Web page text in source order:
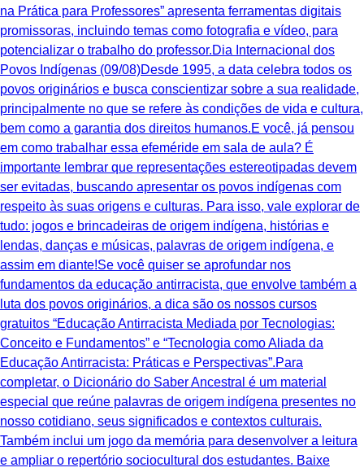
na Prática para Professores” apresenta ferramentas digitais
promissoras, incluindo temas como fotografia e vídeo, para
potencializar o trabalho do professor.Dia Internacional dos
Povos Indígenas (09/08)Desde 1995, a data celebra todos os
povos originários e busca conscientizar sobre a sua realidade,
principalmente no que se refere às condições de vida e cultura,
bem como a garantia dos direitos humanos.E você, já pensou
em como trabalhar essa efeméride em sala de aula? É
importante lembrar que representações estereotipadas devem
ser evitadas, buscando apresentar os povos indígenas com
respeito às suas origens e culturas. Para isso, vale explorar de
tudo: jogos e brincadeiras de origem indígena, histórias e
lendas, danças e músicas, palavras de origem indígena, e
assim em diante!Se você quiser se aprofundar nos
fundamentos da educação antirracista, que envolve também a
luta dos povos originários, a dica são os nossos cursos
gratuitos “Educação Antirracista Mediada por Tecnologias:
Conceito e Fundamentos” e “Tecnologia como Aliada da
Educação Antirracista: Práticas e Perspectivas”.Para
completar, o Dicionário do Saber Ancestral é um material
especial que reúne palavras de origem indígena presentes no
nosso cotidiano, seus significados e contextos culturais.
Também inclui um jogo da memória para desenvolver a leitura
e ampliar o repertório sociocultural dos estudantes. Baixe